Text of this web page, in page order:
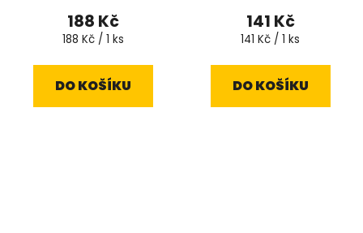
188 Kč
Měrná
188 Kč / 1 ks
DO KOŠÍKU
141 Kč
Měrná
141 Kč / 1 ks
DO KOŠÍKU